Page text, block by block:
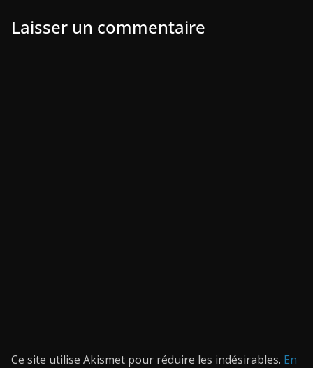
Laisser un commentaire
Ce site utilise Akismet pour réduire les indésirables. En